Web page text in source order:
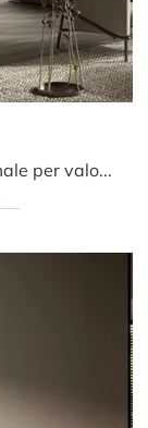
La Carta da parati è la soluzione ottimale per valorizzare i tuoi spazi! Ultima un'atmosfera moderna con il modello Addio fiorito di Glamora.